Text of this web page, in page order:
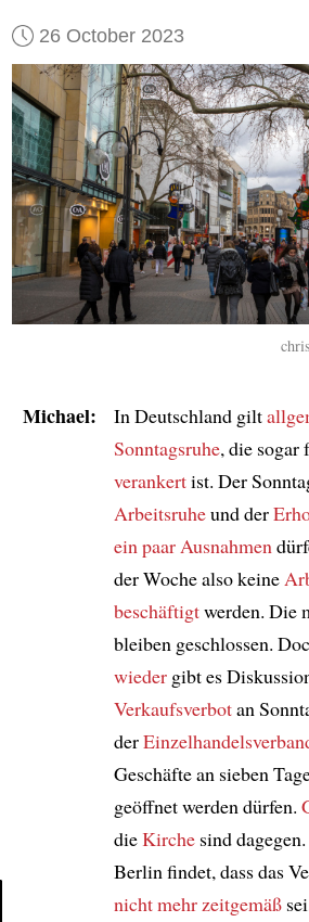
26 October 2023
Michael: In Deutschland gilt
Sonntagsruhe, die sogar
verankertist. Der
Arbeitsruheund der
ein paar Ausnahmen
der Woche also keine
beschäftigtwerden. Die
bleiben geschlossen.
wiedergibt es
Verkaufsverbotan
der
Geschäfte an sieben
geöffnet werden dürfen.
dieKirchesind
Berlin findet, dass das
nicht mehr zeitgemäß